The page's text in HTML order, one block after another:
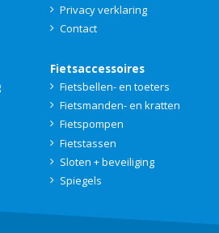
Privacy verklaring
Contact
Fietsaccessoires
Fietsbellen- en toeters
Fietsmanden- en kratten
Fietspompen
Fietstassen
Sloten + beveiliging
Spiegels